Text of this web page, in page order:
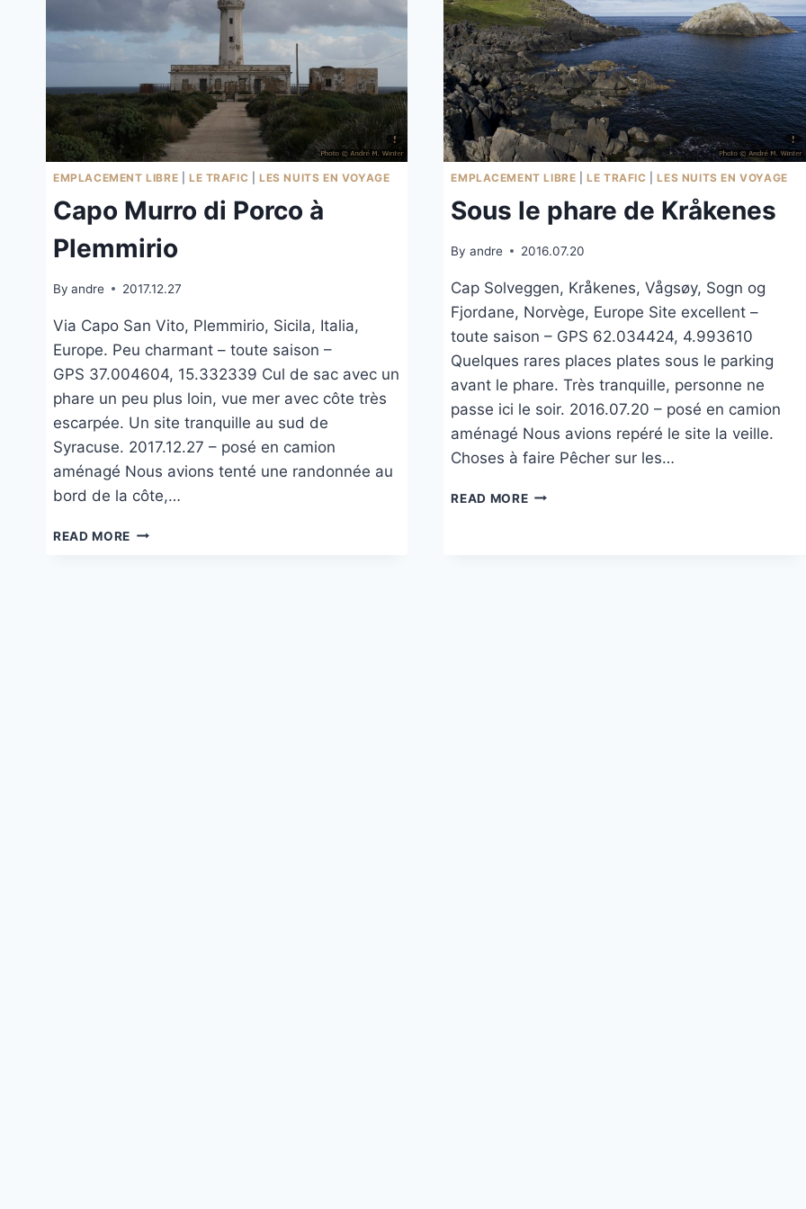
EMPLACEMENT LIBRE LE TRAFIC |LES NUITS EN VOYAGE
Capo Murro di Porco à
Plemmirio
By andre 2017.12.27
Via Capo San Vito, Plemmirio, Sicila, Italia,
Europe. Peu charmant – toute saison –
GPS 37.004604, 15.332339 Cul de sac avec un
phare un peu plus loin, vue mer avec côte très
escarpée. Un site tranquille au sud de
Syracuse. 2017.12.27 – posé en camion
aménagé Nous avions tenté une randonnée au
bord de la côte,…
READ MORE CAPO
EMPLACEMENT LIBRE |LE TRAFIC |LES NUITS EN VOYAGE
Sous le phare de Kråkenes
By andre 2016.07.20
Cap Solveggen, Kråkenes, Vågsøy, Sogn og
Fjordane, Norvège, Europe Site excellent –
toute saison – GPS 62.034424, 4.993610
Quelques rares places plates sous le parking
avant le phare. Très tranquille, personne ne
passe ici le soir. 2016.07.20 – posé en camion
aménagé Nous avions repéré le site la veille.
Choses à faire Pêcher sur les…
READ MORESOUS